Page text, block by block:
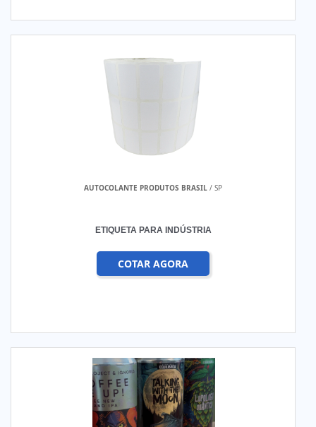
AUTOCOLANTE PRODUTOS BRASIL / SP
ETIQUETA PARA INDÚSTRIA
COTAR AGORA